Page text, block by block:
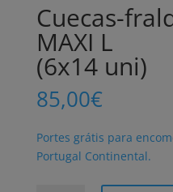
Cuecas-
MAXI L
(6x14 uni)
85,00€
Portes grátis para
Portugal Continental.